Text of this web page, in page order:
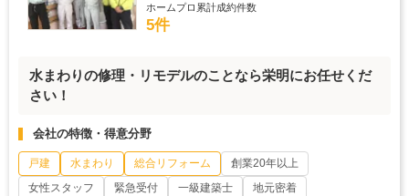
ホームプロ累計成約件数
5件
水まわりの修理・リモデルのことなら栄明にお任せくだ
さい！
会社の特徴・得意分野
戸建 水まわり 総合リフォーム
創業20年以上
女性スタッフ
緊急受付 一級建築士 地元密着